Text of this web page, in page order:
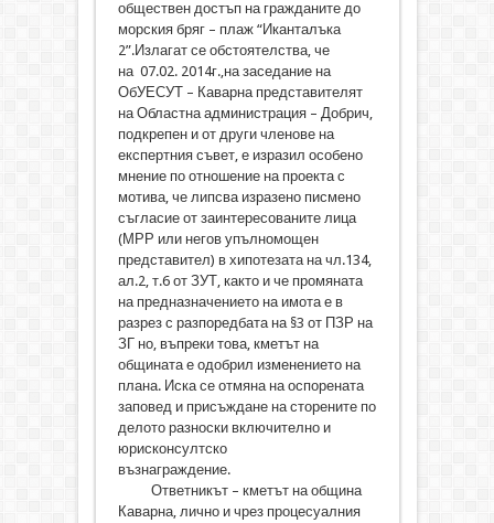
обществен достъп на гражданите до
морския бряг – плаж “Иканталъка
2”.Излагат се обстоятелства, че
на 07.02. 2014г.,на заседание на
ОбУЕСУТ – Каварна представителят
на Областна администрация – Добрич,
подкрепен и от други членове на
експертния съвет, е изразил особено
мнение по отношение на проекта с
мотива, че липсва изразено писмено
съгласие от заинтересованите лица
(МРР или негов упълномощен
представител) в хипотезата на чл.134,
ал.2, т.6 от ЗУТ, както и че промяната
на предназначението на имота е в
разрез с разпоредбата на §3 от ПЗР на
ЗГ но, въпреки това, кметът на
общината е одобрил изменението на
плана. Иска се отмяна на оспорената
заповед и присъждане на сторените по
делото разноски включително и
юрисконсултско
възнаграждение.
Ответникът – кметът на община
Каварна, лично и чрез процесуалния